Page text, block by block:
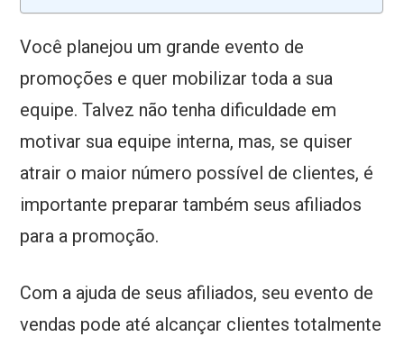
Você planejou um grande evento de
promoções e quer mobilizar toda a sua
equipe. Talvez não tenha dificuldade em
motivar sua equipe interna, mas, se quiser
atrair o maior número possível de clientes, é
importante preparar também seus afiliados
para a promoção.
Com a ajuda de seus afiliados, seu evento de
vendas pode até alcançar clientes totalmente